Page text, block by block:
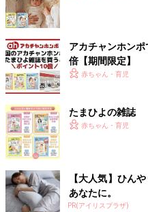
アカチャンホン
倍【期間限定】
赤ちゃん・育児
たまひよの雑誌
赤ちゃん・育児
【大人気】ひん
あなたに。
PR(アイリスプラザ)